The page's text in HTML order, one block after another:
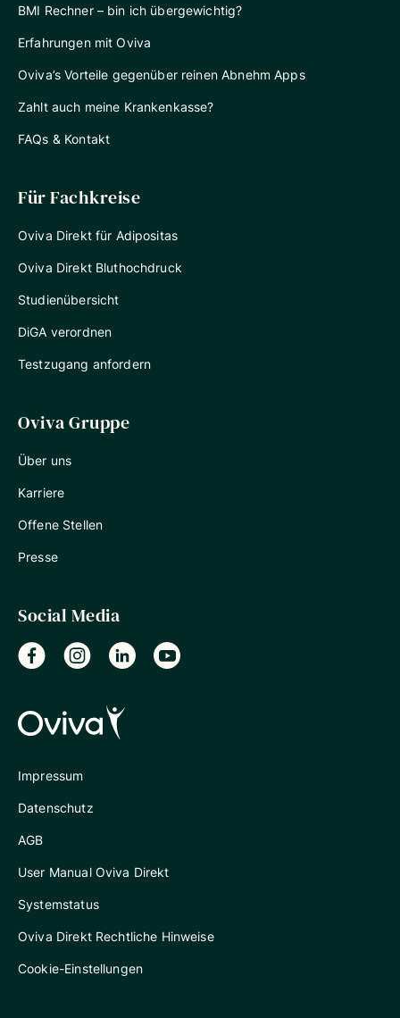
BMI Rechner – bin ich übergewichtig?
Erfahrungen mit Oviva
Oviva’s Vorteile gegenüber reinen Abnehm Apps
Zahlt auch meine Krankenkasse?
FAQs & Kontakt
Für Fachkreise
Oviva Direkt für Adipositas
Oviva Direkt Bluthochdruck
Studienübersicht
DiGA verordnen
Testzugang anfordern
Oviva Gruppe
Über uns
Karriere
Offene Stellen
Presse
Social Media
Impressum
Datenschutz
AGB
User Manual Oviva Direkt
Systemstatus
Oviva Direkt Rechtliche Hinweise
Cookie-Einstellungen